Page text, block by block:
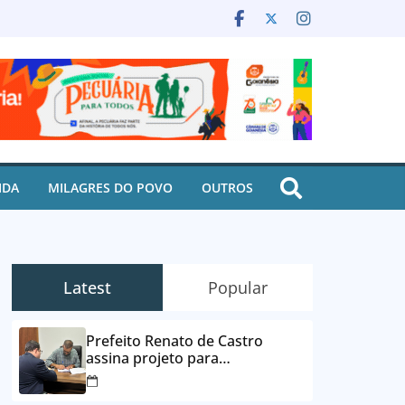
MILAGRES DO POVO OUTROS
Latest Popular
Prefeito Renato de Castro
assina projeto para
desbloqueio de contas e
parcelamento de dívidas em até